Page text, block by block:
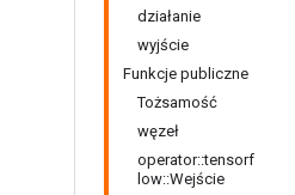
działanie
wyjście
Funkcje publiczne
Tożsamość
węzeł
operator::tensorf
low::Wejście